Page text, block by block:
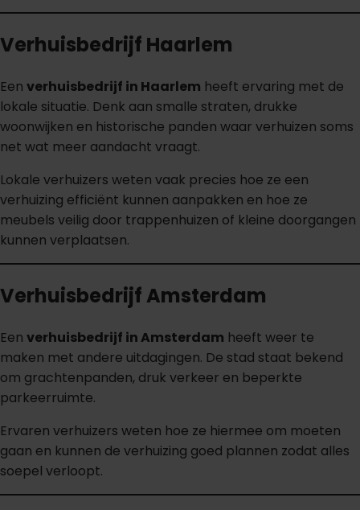
Verhuisbedrijf Haarlem
Een verhuisbedrijf in Haarlem heeft ervaring met de
lokale situatie. Denk aan smalle straten, drukke
woonwijken en historische panden waar verhuizen soms
net wat meer aandacht vraagt.
Lokale verhuizers weten vaak precies hoe ze een
verhuizing efficiënt kunnen aanpakken en hoe ze
meubels veilig door trappenhuizen of kleine doorgangen
kunnen verplaatsen.
Verhuisbedrijf Amsterdam
Een verhuisbedrijf in Amsterdam heeft weer te
maken met andere uitdagingen. De stad staat bekend
om grachtenpanden, druk verkeer en beperkte
parkeerruimte.
Ervaren verhuizers weten hoe ze hiermee om moeten
gaan en kunnen de verhuizing goed plannen zodat alles
soepel verloopt.